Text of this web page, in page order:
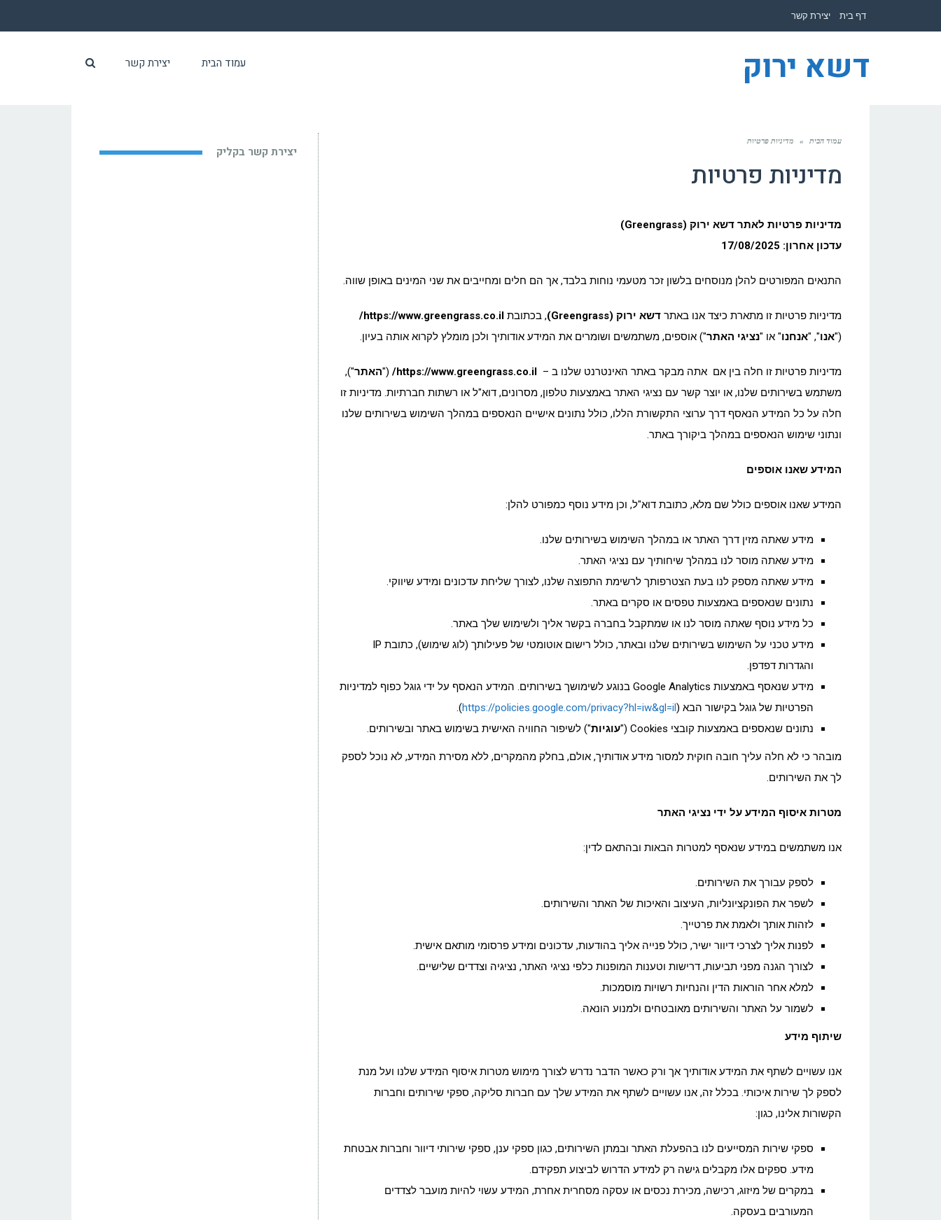
דף בית יצירת קשר
דשא ירוק עמוד הבית יצירת קשר
עמוד הבית » מדיניות פרטיות
מדיניות פרטיות
מדיניות פרטיות לאתר דשא ירוק (Greengrass)
עדכון אחרון: 17/08/2025
התנאים המפורטים להלן מנוסחים בלשון זכר מטעמי נוחות בלבד, אך הם חלים ומחייבים את שני המינים באופן שווה.
מדיניות פרטיות זו מתארת כיצד אנו באתר דשא ירוק (Greengrass) , בכתובת https://www.greengrass.co.il/
("אנו", "אנחנו" או "נציגי האתר") אוספים, משתמשים ושומרים את המידע אודותיך ולכן מומלץ לקרוא אותה בעיון.
מדיניות פרטיות זו חלה בין אם אתה מבקר באתר האינטרנט שלנו ב – https://www.greengrass.co.il/
("האתר"),
משתמש בשירותים שלנו, או יוצר קשר עם נציגי האתר באמצעות טלפון, מסרונים, דוא"ל או רשתות חברתיות. מדיניות זו
חלה על כל המידע הנאסף דרך ערוצי התקשורת הללו, כולל נתונים אישיים הנאספים במהלך השימוש בשירותים שלנו
ונתוני שימוש הנאספים במהלך ביקורך באתר.
המידע שאנו אוספים
המידע שאנו אוספים כולל שם מלא, כתובת דוא"ל, וכן מידע נוסף כמפורט להלן:
מידע שאתה מזין דרך האתר או במהלך השימוש בשירותים שלנו.
מידע שאתה מוסר לנו במהלך שיחותיך עם נציגי האתר.
מידע שאתה מספק לנו בעת הצטרפותך לרשימת התפוצה שלנו, לצורך שליחת עדכונים ומידע שיווקי.
נתונים שנאספים באמצעות טפסים או סקרים באתר.
כל מידע נוסף שאתה מוסר לנו או שמתקבל בחברה בקשר אליך ולשימוש שלך באתר.
מידע טכני על השימוש בשירותים שלנו ובאתר, כולל רישום אוטומטי של פעילותך (לוג שימוש), כתובת IP
והגדרות דפדפן.
מידע שנאסף באמצעות Google Analytics בנוגע לשימושך בשירותים. המידע הנאסף על ידי גוגל כפוף למדיניות
הפרטיות של גוגל בקישור הבא (https://policies.google.com/privacy?hl=iw&gl=il
).
נתונים שנאספים באמצעות קובצי Cookies ("
עוגיות") לשיפור החוויה האישית בשימוש באתר ובשירותים.
מובהר כי לא חלה עליך חובה חוקית למסור מידע אודותיך, אולם, בחלק מהמקרים, ללא מסירת המידע, לא נוכל לספק
לך את השירותים.
מטרות איסוף המידע על ידי נציגי האתר
אנו משתמשים במידע שנאסף למטרות הבאות ובהתאם לדין:
לספק עבורך את השירותים.
לשפר את הפונקציונליות, העיצוב והאיכות של האתר והשירותים.
לזהות אותך ולאמת את פרטייך.
לפנות אליך לצרכי דיוור ישיר, כולל פנייה אליך בהודעות, עדכונים ומידע פרסומי מותאם אישית.
לצורך הגנה מפני תביעות, דרישות וטענות המופנות כלפי נציגי האתר, נציגיה וצדדים שלישיים.
למלא אחר הוראות הדין והנחיות רשויות מוסמכות.
לשמור על האתר והשירותים מאובטחים ולמנוע הונאה.
שיתוף מידע
אנו עשויים לשתף את המידע אודותיך אך ורק כאשר הדבר נדרש לצורך מימוש מטרות איסוף המידע שלנו ועל מנת
לספק לך שירות איכותי. בכלל זה, אנו עשויים לשתף את המידע שלך עם חברות סליקה, ספקי שירותים וחברות
הקשורות אלינו, כגון:
ספקי שירות המסייעים לנו בהפעלת האתר ובמתן השירותים, כגון ספקי ענן, ספקי שירותי דיוור וחברות אבטחת
מידע. ספקים אלו מקבלים גישה רק למידע הדרוש לביצוע תפקידם.
במקרים של מיזוג, רכישה, מכירת נכסים או עסקה מסחרית אחרת, המידע עשוי להיות מועבר לצדדים
המעורבים בעסקה.
יצירת קשר בקליק